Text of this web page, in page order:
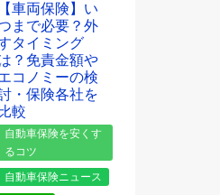
【車両保険】い
まで必要？外
タイミング
？免責金額や
コノミーの検
・保険各社を
比較
自動車保険を安くす
るコツ
自動車保険ニュース